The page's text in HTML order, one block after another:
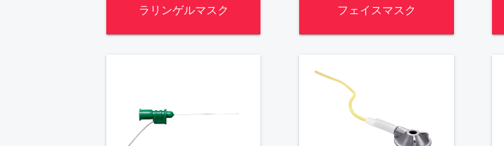
ラリンゲルマスク フェイスマスク